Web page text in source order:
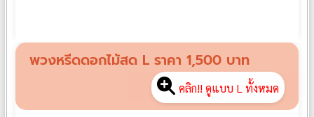
พวงหรีดดอกไม้สด L ราคา 1,500 บาท
คลิก!! ดูแบบ L ทั้งหมด